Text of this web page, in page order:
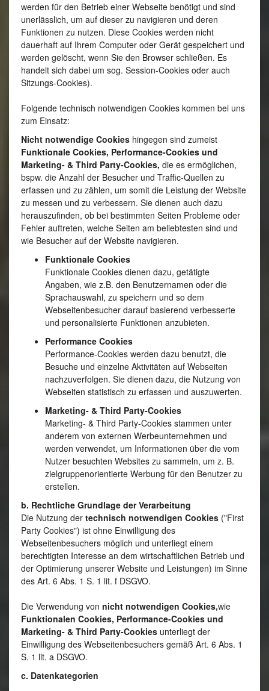
werden für den Betrieb einer Webseite benötigt und sind
unerlässlich, um auf dieser zu navigieren und deren
Funktionen zu nutzen. Diese Cookies werden nicht
dauerhaft auf Ihrem Computer oder Gerät gespeichert und
werden gelöscht, wenn Sie den Browser schließen. Es
handelt sich dabei um sog. Session-Cookies oder auch
Sitzungs-Cookies).
Folgende technisch notwendigen Cookies kommen bei uns
zum Einsatz:
Nicht notwendige Cookies hingegen sind zumeist
Funktionale Cookies, Performance-Cookies und
Marketing- & Third Party-Cookies, die es ermöglichen,
bspw. die Anzahl der Besucher und Traffic-Quellen zu
erfassen und zu zählen, um somit die Leistung der Website
zu messen und zu verbessern. Sie dienen auch dazu
herauszufinden, ob bei bestimmten Seiten Probleme oder
Fehler auftreten, welche Seiten am beliebtesten sind und
wie Besucher auf der Website navigieren.
Funktionale Cookies
Funktionale Cookies dienen dazu, getätigte
Angaben, wie z.B. den Benutzernamen oder die
Sprachauswahl, zu speichern und so dem
Webseitenbesucher darauf basierend verbesserte
und personalisierte Funktionen anzubieten.
Performance Cookies
Performance-Cookies werden dazu benutzt, die
Besuche und einzelne Aktivitäten auf Webseiten
nachzuverfolgen. Sie dienen dazu, die Nutzung von
Webseiten statistisch zu erfassen und auszuwerten.
Marketing- & Third Party-Cookies
Marketing- & Third Party-Cookies stammen unter
anderem von externen Werbeunternehmen und
werden verwendet, um Informationen über die vom
Nutzer besuchten Websites zu sammeln, um z. B.
zielgruppenorientierte Werbung für den Benutzer zu
erstellen.
b. Rechtliche Grundlage der Verarbeitung
Die Nutzung der technisch notwendigen Cookies ("First
Party Cookies") ist ohne Einwilligung des
Webseitenbesuchers möglich und unterliegt einem
berechtigten Interesse an dem wirtschaftlichen Betrieb und
der Optimierung unserer Website und Leistungen) im Sinne
des Art. 6 Abs. 1 S. 1 lit. f DSGVO.
Die Verwendung von nicht notwendigen Cookies,wie
Funktionalen Cookies, Performance-Cookies und
Marketing- & Third Party-Cookies unterliegt der
Einwilligung des Webseitenbesuchers gemäß Art. 6 Abs. 1
S. 1 lit. a DSGVO.
c. Datenkategorien